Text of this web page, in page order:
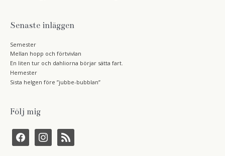
Senaste inläggen
Semester
Mellan hopp och förtvivlan
En liten tur och dahliorna börjar sätta fart.
Hemester
Sista helgen före ”jubbe-bubblan”
Följ mig
f
c
i
s
r
s